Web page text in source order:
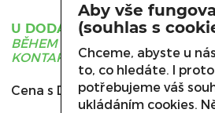
U DODAVATELE ZBOŽÍ JE
BĚHEM 3 - 21 DNÍ, PRO
KONTAKTUJTE.
Cena s DPH:
Aby vše
(souhlas s
Chceme, abyste u
to, co hledáte. I proto
potřebujeme váš
ukládáním cookies.